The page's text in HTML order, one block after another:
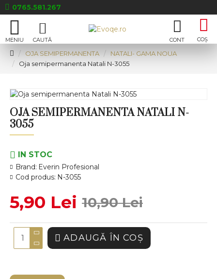
0765.581.267
OJA SEMIPERMANENTA
NATALI- GAMA NOUA
Oja semipermanenta Natali N-3055
OJA SEMIPERMANENTA NATALI N-
3055
IN STOC
Brand: Everin Profesional
Cod produs: N-3055
5,90 Lei 10,90 Lei
ADAUGĂ ÎN COŞ